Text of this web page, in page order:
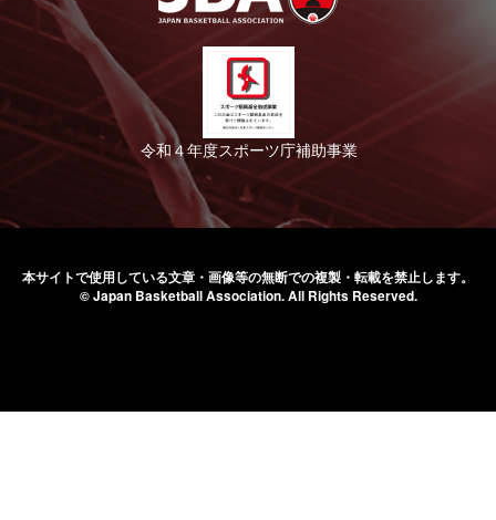
令和４年度スポーツ庁補助事業
本サイトで使用している文章・画像等の無断での複製・転載を禁止します。
© Japan Basketball Association.All Rights Reserved.